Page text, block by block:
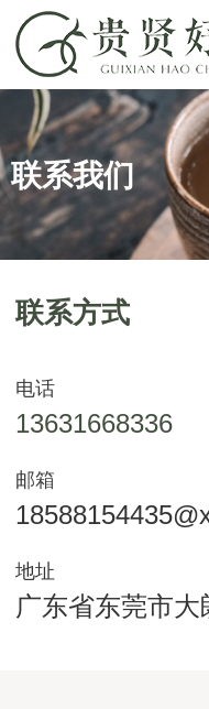
联系我们
联系方式
电话
13631668336
邮箱
地址
广东省东莞市